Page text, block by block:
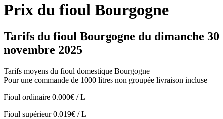
Prix du fioul Bourgogne
Tarifs du fioul Bourgogne du dimanche 30
novembre 2025
Tarifs moyens du fioul domestique Bourgogne
Pour une commande de 1000 litres non groupée livraison incluse
Fioul ordinaire 0.000€ / L
Fioul supérieur0.019€ / L